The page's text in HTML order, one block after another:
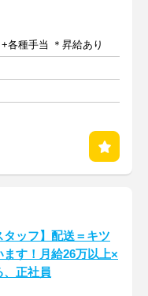
各種手当 ＊昇給あり
タッフ】配送＝キツ
ます！月給26万以上×
、正社員